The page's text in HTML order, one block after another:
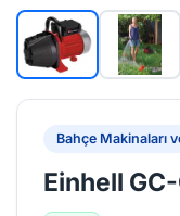
Bahçe Makinaları
Einhell